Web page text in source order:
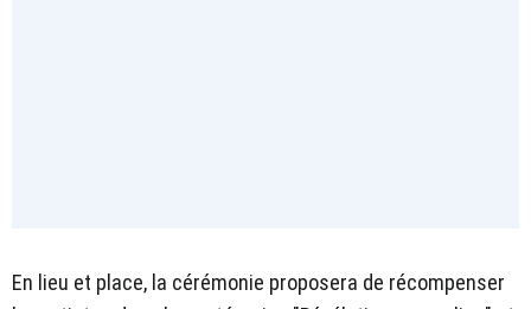
En lieu et place, la cérémonie proposera de récompenser